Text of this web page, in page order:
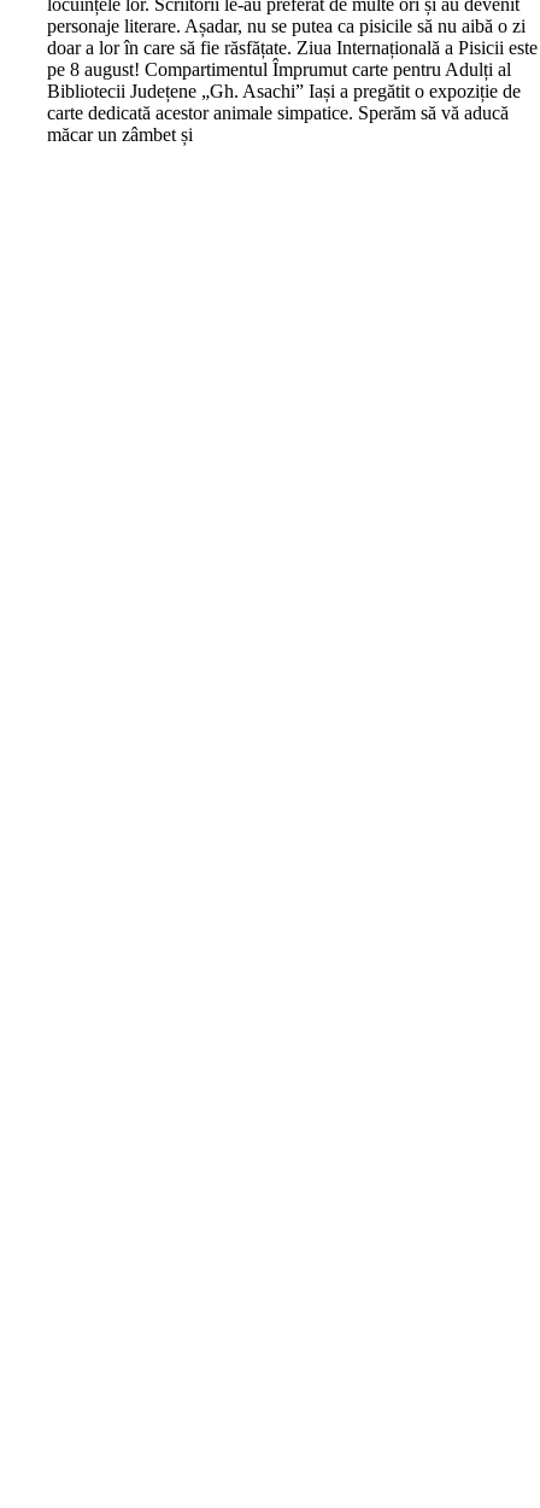
locuințele lor. Scriitorii le-au preferat de multe ori și au devenit
personaje literare. Așadar, nu se putea ca pisicile să nu aibă o zi
doar a lor în care să fie răsfățate. Ziua Internațională a Pisicii este
pe 8 august! Compartimentul Împrumut carte pentru Adulți al
Bibliotecii Județene „Gh. Asachi” Iași a pregătit o expoziție de
carte dedicată acestor animale simpatice. Sperăm să vă aducă
măcar un zâmbet și